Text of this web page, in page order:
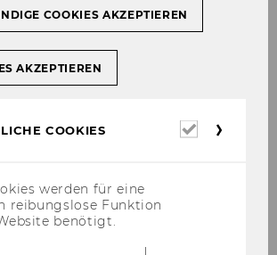
COOKIES AKZEPTIEREN
AKZEPTIEREN
COOKIES
werden für eine
reibungslose Funktion
benötigt.